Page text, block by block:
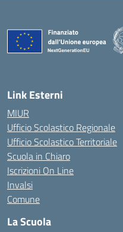
Link Esterni
MIUR
Ufficio Scolastico Regionale
Ufficio Scolastico Territoriale
Scuola in Chiaro
Iscrizioni On Line
Invalsi
Comune
La Scuola